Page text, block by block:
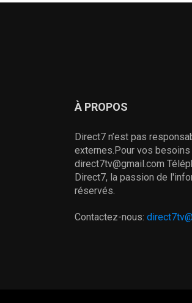
À PROPOS
Direct7 n’est pas
externes.Pour vos
direct7tv@gmail.com
Direct7, la passion de
réservés.
Contactez-nous: